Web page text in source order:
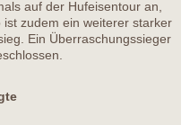
auf der Hufeisentour an,
zudem ein weiterer starker
Ein Überraschungssieger